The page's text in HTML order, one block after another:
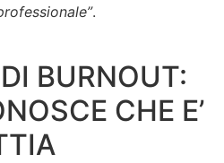
.
BURNOUT:
CHE E’